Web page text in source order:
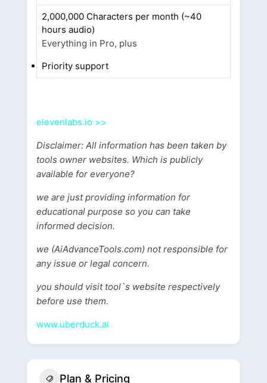
2,000,000 Characters per month (~40
hours audio)
Everything in Pro, plus
Priority support
elevenlabs.io >>
Disclaimer: All information has been taken by
tools owner websites. Which is publicly
available for everyone?
we are just providing information for
educational purpose so you can take
informed decision.
we (AiAdvanceTools.com) not responsible for
any issue or legal concern.
you should visit tool`s website respectively
before use them.
www.uberduck.ai
Plan & Pricing